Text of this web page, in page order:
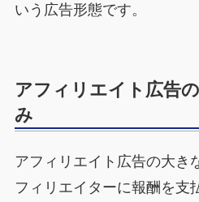
いう広告形態です。
アフィリエイト広告
み
アフィリエイト広告の大き
フィリエイターに報酬を支